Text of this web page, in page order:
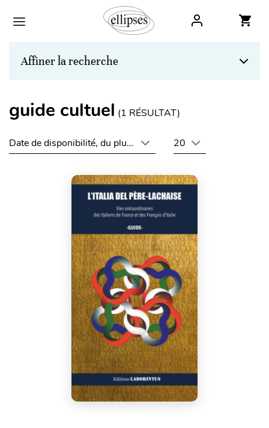
Affiner la recherche
guide cultuel (1 RÉSULTAT)
Date de disponibilité, du plus récent au plus ancien
20